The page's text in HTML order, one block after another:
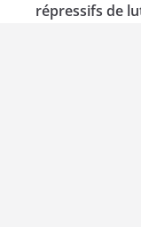
répressifs de